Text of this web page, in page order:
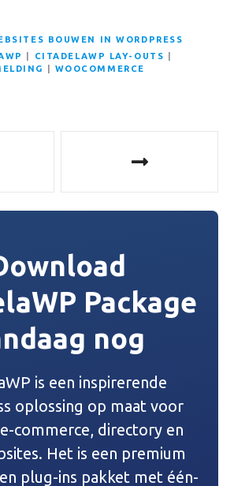
BOUWEN IN WORDPRESS
CITADELAWP LAY-OUTS
WOOCOMMERCE
Package
nog
is een inspirerende
oplossing op maat voor
commerce, directory en
Het is een premium
plug-ins pakket met één-